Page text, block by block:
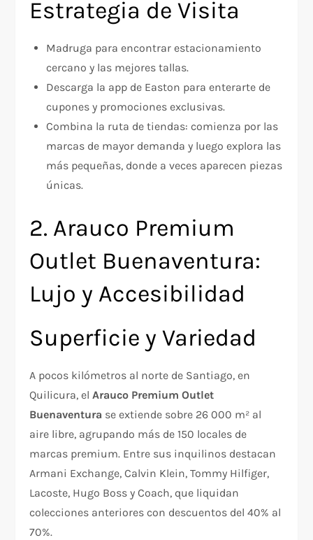
Estrategia de Visita
Madruga para encontrar estacionamiento
cercano y las mejores tallas.
Descarga la app de Easton para enterarte de
cupones y promociones exclusivas.
Combina la ruta de tiendas: comienza por las
marcas de mayor demanda y luego explora las
más pequeñas, donde a veces aparecen piezas
únicas.
2. Arauco Premium
Outlet Buenaventura:
Lujo y Accesibilidad
Superficie y Variedad
A pocos kilómetros al norte de Santiago, en
Quilicura, elArauco Premium Outlet
Buenaventura se extiende sobre 26 000 m² al
aire libre, agrupando más de 150 locales de
marcas premium. Entre sus inquilinos destacan
Armani Exchange, Calvin Klein, Tommy Hilfiger,
Lacoste, Hugo Boss y Coach, que liquidan
colecciones anteriores con descuentos del 40% al
70%.